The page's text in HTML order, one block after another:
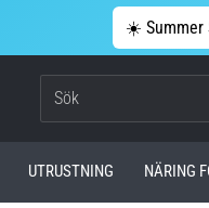
☀️ Summer
UTRUSTNING NÄRING